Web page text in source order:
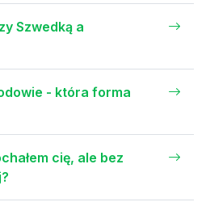
Szwedką a
- która forma
cię, ale bez